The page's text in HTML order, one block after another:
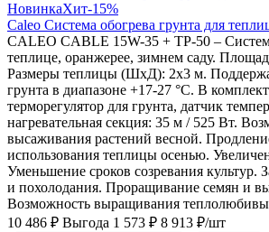
НовинкаХит-15%
Caleo Система обогрева грунта для
CALEO CABLE 15W-35 + ТР-50 –
теплице, оранжерее, зимнем саду.
Размеры теплицы (ШхД): 2х3 м.
грунта в диапазоне +17-27 °С. В
терморегулятор для грунта, датчик
нагревательная секция: 35 м / 525 Вт.
высаживания растений весной.
использования теплицы осенью.
Уменьшение сроков созревания культур.
и похолодания. Проращивание семян и
Возможность выращивания
10 486 ₽ Выгода 1 573 ₽ 8 913 ₽/шт